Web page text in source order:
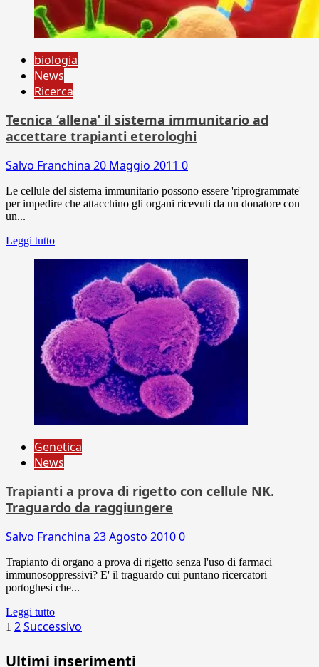
biologia
News
Ricerca
Tecnica ‘allena’ il sistema immunitario ad
accettare trapianti eterologhi
Salvo Franchina 20 Maggio 2011 0
Le cellule del sistema immunitario possono essere 'riprogrammate'
per impedire che attacchino gli organi ricevuti da un donatore con
un...
Leggi tutto
Genetica
News
Trapianti a prova di rigetto con cellule NK.
Traguardo da raggiungere
Salvo Franchina 23 Agosto 20100
Trapianto di organo a prova di rigetto senza l'uso di farmaci
immunosoppressivi? E' il traguardo cui puntano ricercatori
portoghesi che...
Leggi tutto
Paginazione
degli
1 2Successivo
Ultimi inserimenti